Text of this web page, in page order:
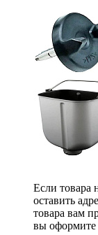
Если товара
оставить
товара вам
вы оформите